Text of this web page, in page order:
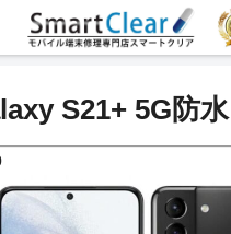
S21+ 5G防水